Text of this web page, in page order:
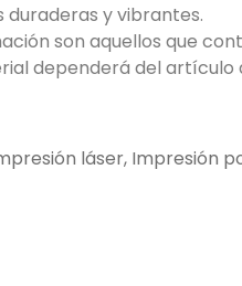
y vibrantes.
son aquellos que
dependerá del artículo
láser, Impresión